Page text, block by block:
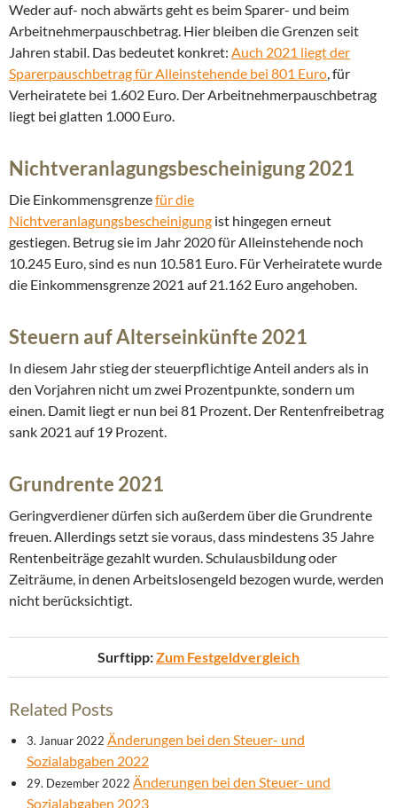
Weder auf- noch abwärts geht es beim Sparer- und beim
Arbeitnehmerpauschbetrag. Hier bleiben die Grenzen seit
Jahren stabil. Das bedeutet konkret: Auch 2021 liegt der
Sparerpauschbetrag für Alleinstehende bei 801 Euro, für
Verheiratete bei 1.602 Euro. Der Arbeitnehmerpauschbetrag
liegt bei glatten 1.000 Euro.
Nichtveranlagungsbescheinigung 2021
Die Einkommensgrenzefür die
Nichtveranlagungsbescheinigung ist hingegen erneut
gestiegen. Betrug sie im Jahr 2020 für Alleinstehende noch
10.245 Euro, sind es nun 10.581 Euro. Für Verheiratete wurde
die Einkommensgrenze 2021 auf 21.162 Euro angehoben.
Steuern auf Alterseinkünfte 2021
In diesem Jahr stieg der steuerpflichtige Anteil anders als in
den Vorjahren nicht um zwei Prozentpunkte, sondern um
einen. Damit liegt er nun bei 81 Prozent. Der Rentenfreibetrag
sank 2021 auf 19 Prozent.
Grundrente 2021
Geringverdiener dürfen sich außerdem über die Grundrente
freuen. Allerdings setzt sie voraus, dass mindestens 35 Jahre
Rentenbeiträge gezahlt wurden. Schulausbildung oder
Zeiträume, in denen Arbeitslosengeld bezogen wurde, werden
nicht berücksichtigt.
Surftipp:Zum Festgeldvergleich
Related Posts
3. Januar 2022 Änderungen bei den Steuer- und
Sozialabgaben 2022
29. Dezember 2022 Änderungen bei den Steuer- und
Sozialabgaben 2023